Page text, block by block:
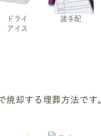
ドライ
アイス
諸手配
焼却する埋葬方法で